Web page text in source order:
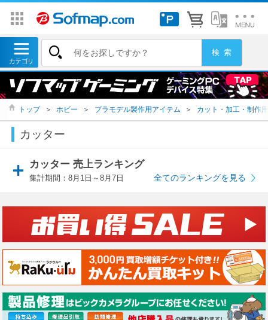
トップ ＞ ホビー ＞ プラモデル製作用アイテム ＞ カット・加工・制作用
カッター
カッター 売上ランキング
集計期間：8月1日～8月7日 全てのランキングを見る